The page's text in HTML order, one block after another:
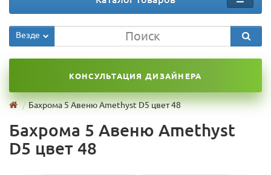
Везде
КОНСУЛЬТАЦИЯ ДИЗАЙНЕРА
Бахрома 5 Авеню Amethyst D5 цвет 48
Бахрома 5 Авеню Amethyst
D5 цвет 48